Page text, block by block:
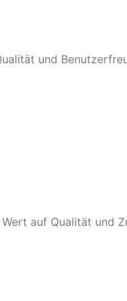
und
auf Qualität und